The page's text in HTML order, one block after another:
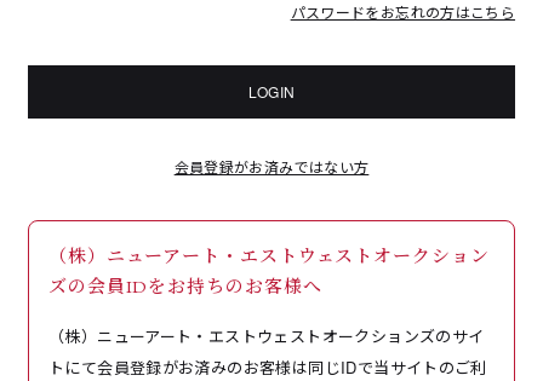
パスワードをお忘れの方はこちら
LOGIN
会員登録がお済みではない方
（株）ニューアート・エストウェストオークション
ズの会員IDをお持ちのお客様へ
（株）ニューアート・エストウェストオークションズのサイ
トにて会員登録がお済みのお客様は同じIDで当サイトのご利